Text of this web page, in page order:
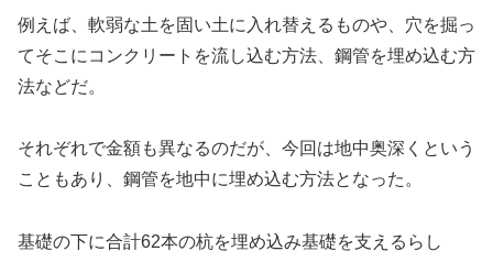
例えば、軟弱な土を固い土に入れ替えるものや、穴を掘っ
てそこにコンクリートを流し込む方法、鋼管を埋め込む方
法などだ。
それぞれで金額も異なるのだが、今回は地中奥深くという
こともあり、鋼管を地中に埋め込む方法となった。
基礎の下に合計62本の杭を埋め込み基礎を支えるらし